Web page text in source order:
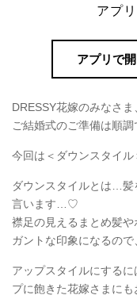
アプ
アプリで開
DRESSY花嫁のみなさま
ご結婚式のご準備は順調
今回は＜ダウンスタイ
ダウンスタイルとは…髪
言います…♡
襟足の見えるまとめ髪
ガントな印象になるの
アップスタイルにする
プに飽きた花嫁さまに